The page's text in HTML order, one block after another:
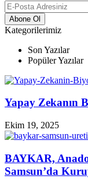
Kategorilerimiz
Son Yazılar
Popüler Yazılar
Yapay Zekanın
Ekim 19, 2025
BAYKAR,
Samsun’da